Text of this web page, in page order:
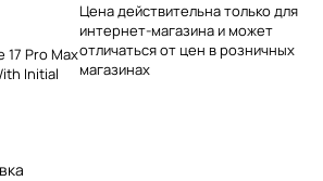
17 Pro Max
Initial
Цена действительна только для
интернет-магазина и может
отличаться от цен в розничных
магазинах